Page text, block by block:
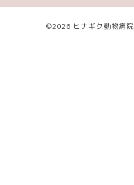
©2026 ヒナギク動物病院